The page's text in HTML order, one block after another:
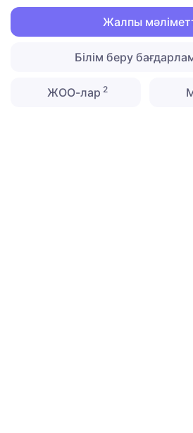
Жалпы
Білім беру
ЖОО-лар 2